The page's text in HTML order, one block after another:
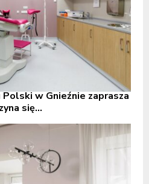
w Gnieźnie zaprasza
się...